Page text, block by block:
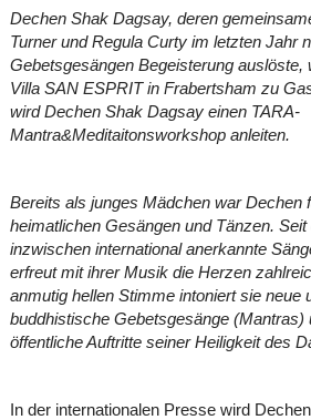
Dechen Shak Dagsay, deren
Turner und Regula Curty im letzten Jahr
Gebetsgesängen Begeisterung auslöste,
Villa SAN ESPRIT in Frabertsham zu
wird Dechen Shak Dagsay einen TARA-
Mantra&Meditaitonsworkshop anleiten.
Bereits als junges Mädchen war Dechen
heimatlichen Gesängen und Tänzen.
inzwischen international anerkannte
erfreut mit ihrer Musik die Herzen
anmutig hellen Stimme intoniert sie neue
buddhistische Gebetsgesänge (Mantras)
öffentliche Auftritte seiner Heiligkeit des
In der internationalen Presse wird